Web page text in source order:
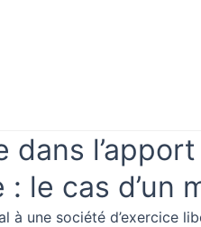
le cas d’un
à une société d’exercice